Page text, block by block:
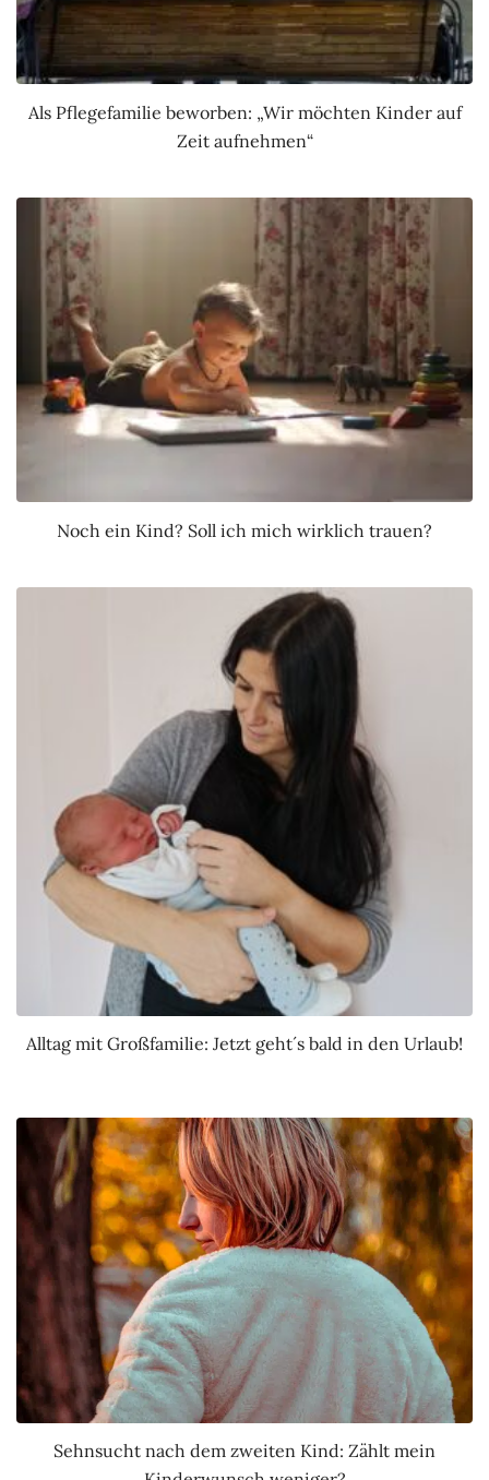
Als Pflegefamilie beworben: „Wir möchten Kinder auf
Zeit aufnehmen“
Noch ein Kind? Soll ich mich wirklich trauen?
Alltag mit Großfamilie: Jetzt geht´s bald in den Urlaub!
Sehnsucht nach dem zweiten Kind: Zählt mein